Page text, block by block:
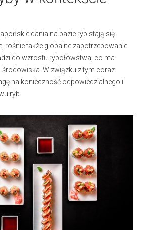
dania na bazie ryb stają się
rośnie także globalne zapotrzebowanie
do wzrostu rybołówstwa, co ma
W związku z tym coraz
na konieczność odpowiedzialnego i
ryb.